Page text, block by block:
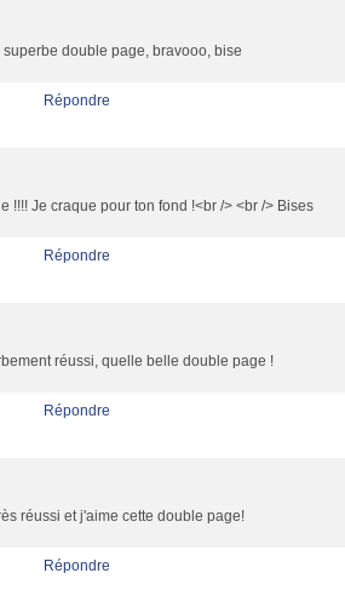
double page, bravooo, bise
Répondre
!!!! Je craque pour ton fond !<br /> <br /> Bises
Répondre
réussi, quelle belle double page !
Répondre
réussi et j'aime cette double page!
Répondre